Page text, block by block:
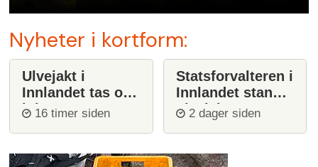
Nyheter i kortform:
Ulvejakt i
Innlandet tas opp
igjen
16 timer siden
Statsforvalteren i
Innlandet stanser
ulvejakt
2 dager siden